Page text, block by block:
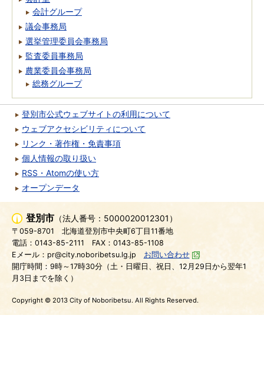
会計グループ
議会事務局
選挙管理委員会事務局
監査委員事務局
農業委員会事務局
総務グループ
登別市公式ウェブサイトの利用について
ウェブアクセシビリティについて
リンク・著作権・免責事項
個人情報の取り扱い
RSS・Atomの使い方
オープンデータ
登別市 （法人番号：5000020012301）
〒059-8701
北海道登別市中央町6丁目11番地
電話：0143-85-2111
FAX：0143-85-1108
Eメール：pr@city.noboribetsu.lg.jp
お問い合わせ
開庁時間：9時～17時30分（土・日曜日、祝日、12月29日から翌年1
月3日までを除く）
Copyright © 2013 City of Noboribetsu. All Rights Reserved.